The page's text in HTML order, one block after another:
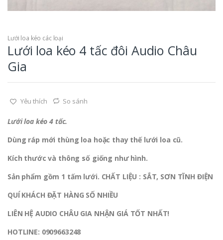
Lưới loa kéo các loại
Lưới loa kéo 4 tấc đôi Audio Châu
Gia
Yêu thích So sánh
Lưới loa kéo 4 tấc.
Dùng ráp mới thùng loa hoặc thay thế lưới loa cũ.
Kích thước và thông số giống như hình.
Sản phẩm gồm 1 tấm lưới. CHẤT LIỆU : SẮT, SƠN TĨNH ĐIỆN
QUÍ KHÁCH ĐẶT HÀNG SỐ NHIỀU
LIÊN HỆ AUDIO CHÂU GIA NHẬN GIÁ TỐT NHẤT!
HOTLINE: 0909663248